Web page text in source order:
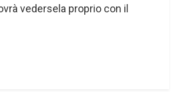
vedersela proprio con il